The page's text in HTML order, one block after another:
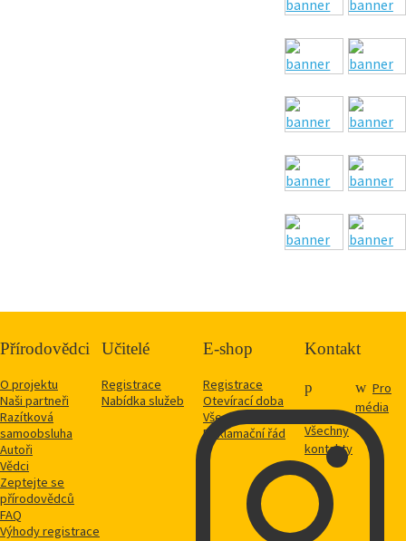
Přírodovědci
O projektu
Naši partneři
Razítková
samoobsluha
Autoři
Vědci
Zeptejte se
přírodovědců
FAQ
Výhody registrace
Učitelé
Registrace
Nabídka služeb
E-shop
Registrace
Otevírací doba
Vše o nákupu
Reklamační řád
Kontakt
Všechny
kontakty
Pro
média